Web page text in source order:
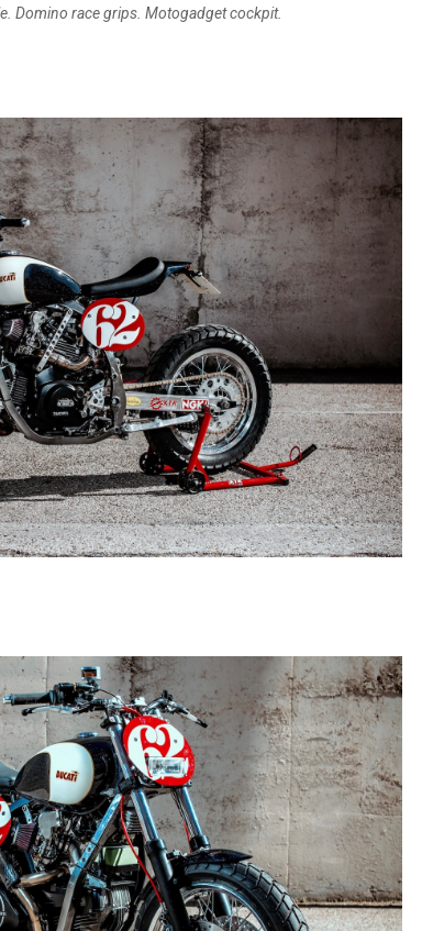
Domino race grips. Motogadget cockpit.